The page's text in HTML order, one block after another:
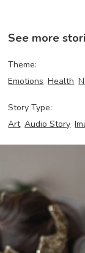
See more
Theme:
Emotions Health
Story Type:
Art Audio Story